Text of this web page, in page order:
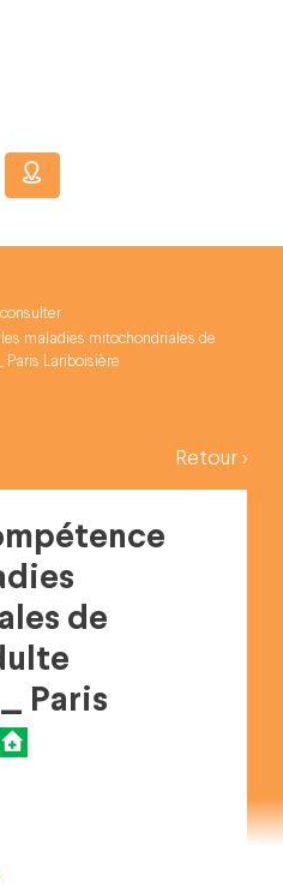
maladies mitochondriales de
Paris Lariboisière
Retour >
de
Paris